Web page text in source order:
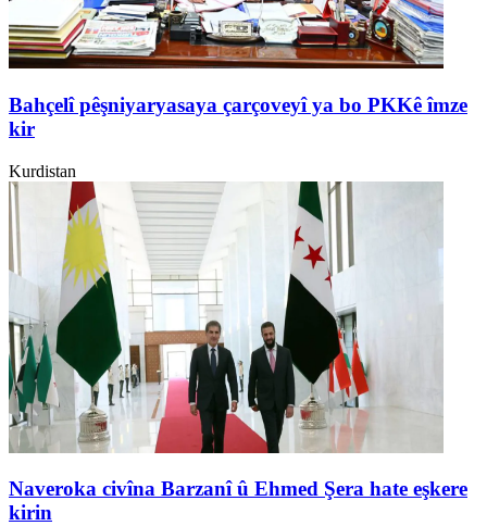
Bahçelî pêşniyaryasaya çarçoveyî ya bo PKKê îmze
kir
Kurdistan
Naveroka civîna Barzanî û Ehmed Şera hate eşkere
kirin